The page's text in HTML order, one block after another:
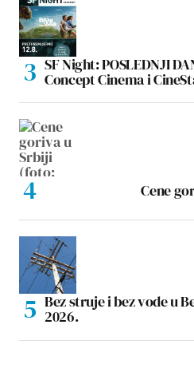
SF Night: POSLEDNJI
Concept Cinema i
Cene
Bez struje i bez vode u
2026.